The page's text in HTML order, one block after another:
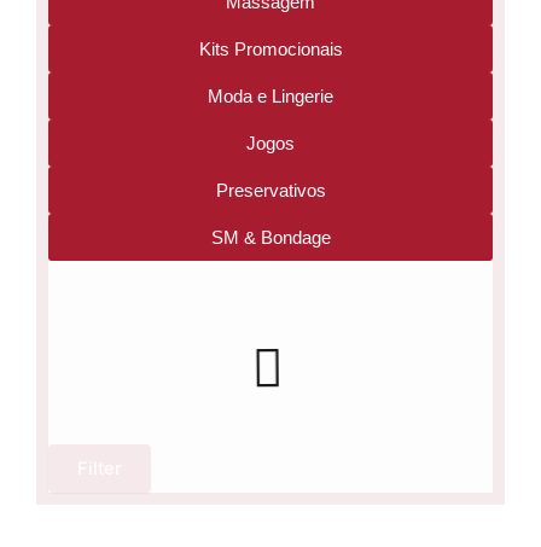
Kits Promocionais
Moda e Lingerie
Jogos
Preservativos
SM & Bondage